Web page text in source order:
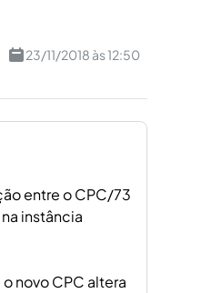
23/11/2018 às 12:50
entre o CPC/73
instância
novo CPC altera